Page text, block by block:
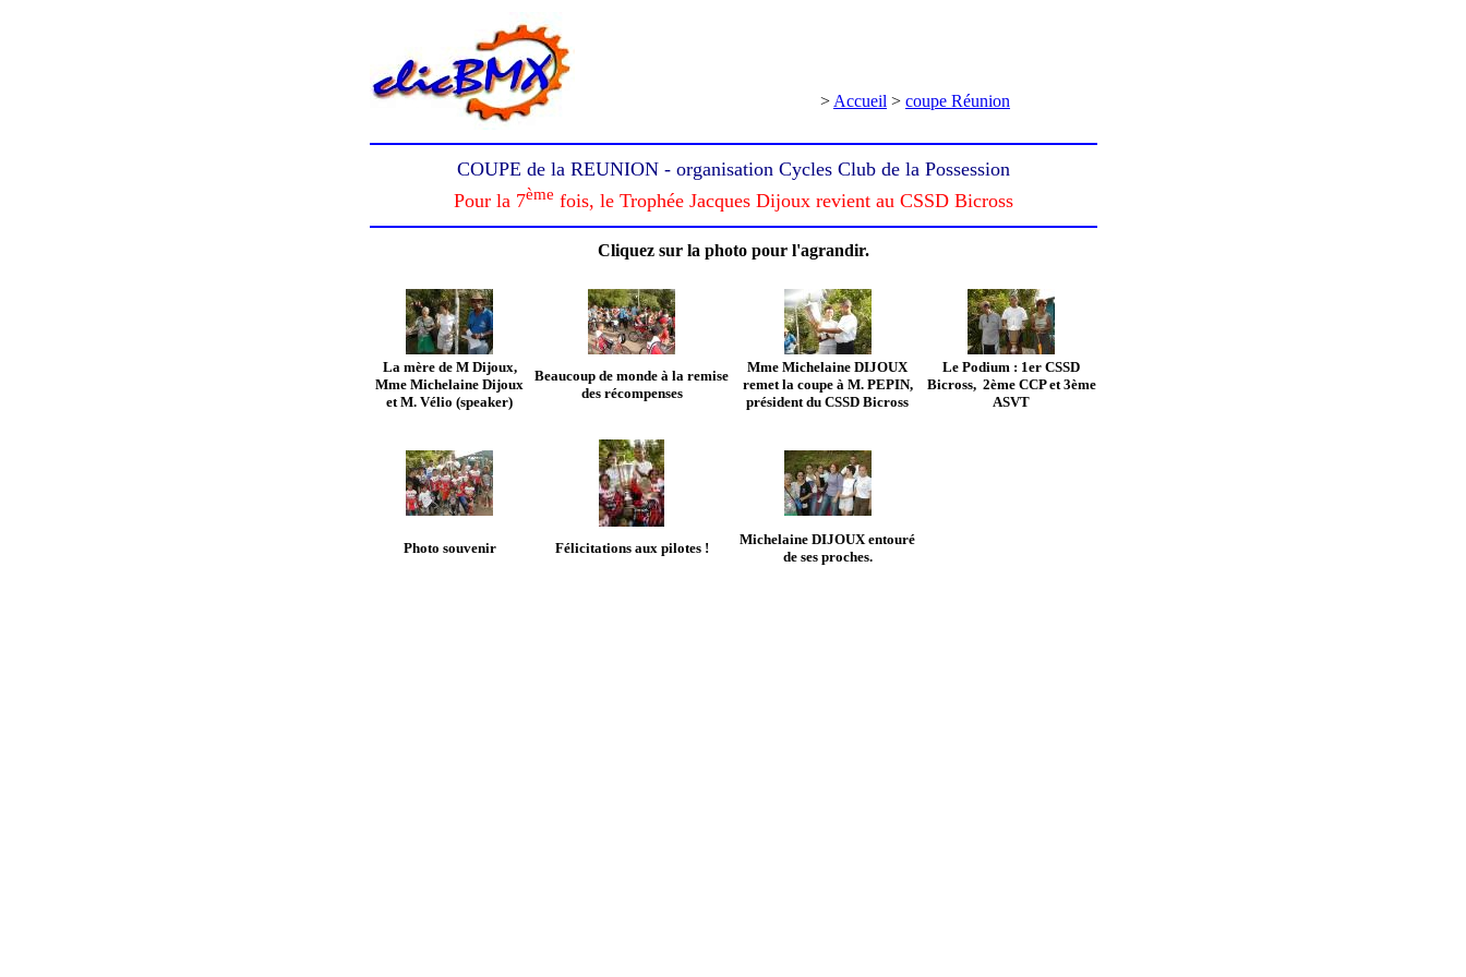
> Accueil > coupe Réunion
COUPE de la REUNION - organisation Cycles Club de la Possession
Pour la 7ème fois, le Trophée Jacques Dijoux revient au CSSD Bicross
Cliquez sur la photo pour l'agrandir.
La mère de M Dijoux,
Mme Michelaine Dijoux
et M. Vélio (speaker)
Beaucoup de monde à la remise
des récompenses
Mme Michelaine DIJOUX
remet la coupe à M. PEPIN,
président du CSSD Bicross
Le Podium : 1er CSSD
Bicross, 2ème CCP et 3ème
ASVT
Photo souvenir Félicitations aux pilotes !
Michelaine DIJOUX entouré
de ses proches.